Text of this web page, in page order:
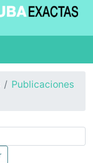
Publicaciones